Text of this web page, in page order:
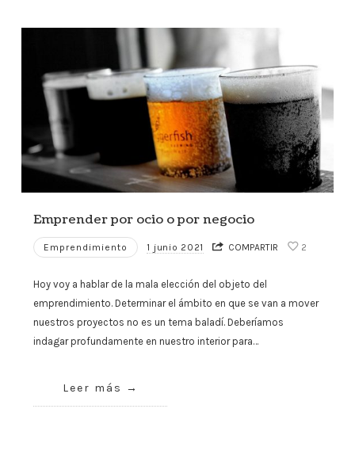
Emprender por ocio o por negocio
Emprendimiento 1 junio 2021 COMPARTIR 2
Hoy voy a hablar de la mala elección del objeto del
emprendimiento. Determinar el ámbito en que se van a mover
nuestros proyectos no es un tema baladí. Deberíamos
indagar profundamente en nuestro interior para…
Leer más